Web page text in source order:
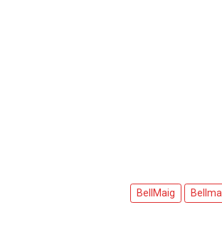
BellMaig